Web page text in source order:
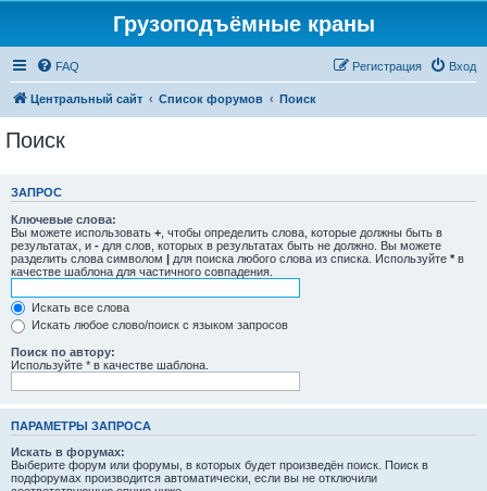
Грузоподъёмные краны
FAQ Вход
Регистрация
Центральный сайт Список форумов Поиск
Поиск
ЗАПРОС
Ключевые слова:
Вы можете использовать + , чтобы определить слова, которые должны быть в
результатах, и - для слов, которых в результатах быть не должно. Вы можете
разделить слова символом | для поиска любого слова из списка. Используйте * в
качестве шаблона для частичного совпадения.
Искать все слова
Искать любое слово/поиск с языком запросов
Поиск по автору:
Используйте * в качестве шаблона.
ПАРАМЕТРЫ ЗАПРОСА
Искать в форумах:
Выберите форум или форумы, в которых будет произведён поиск. Поиск в
подфорумах производится автоматически, если вы не отключили